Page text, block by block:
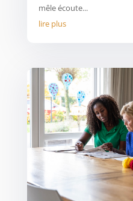
mêle écoute...
lire plus